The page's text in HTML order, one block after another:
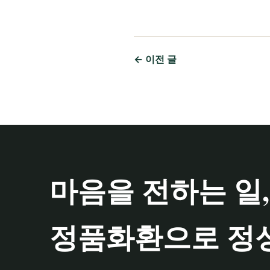
← 이전 글
마음을 전하는 일,
정품화환으로 정